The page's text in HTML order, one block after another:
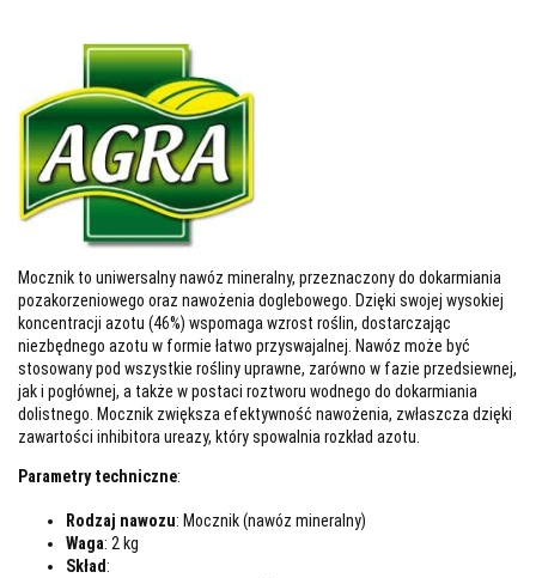
Mocznik to uniwersalny nawóz mineralny, przeznaczony do dokarmiania
pozakorzeniowego oraz nawożenia doglebowego. Dzięki swojej wysokiej
koncentracji azotu (46%) wspomaga wzrost roślin, dostarczając
niezbędnego azotu w formie łatwo przyswajalnej. Nawóz może być
stosowany pod wszystkie rośliny uprawne, zarówno w fazie przedsiewnej,
jak i pogłównej, a także w postaci roztworu wodnego do dokarmiania
dolistnego. Mocznik zwiększa efektywność nawożenia, zwłaszcza dzięki
zawartości inhibitora ureazy, który spowalnia rozkład azotu.
Parametry techniczne:
Rodzaj nawozu: Mocznik (nawóz mineralny)
Waga: 2 kg
Skład: